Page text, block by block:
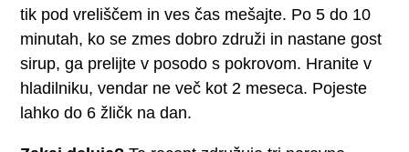
tik pod vreliščem in ves čas mešajte. Po 5 do 10
minutah, ko se zmes dobro združi in nastane gost
sirup, ga prelijte v posodo s pokrovom. Hranite v
hladilniku, vendar ne več kot 2 meseca. Pojeste
lahko do 6 žličk na dan.